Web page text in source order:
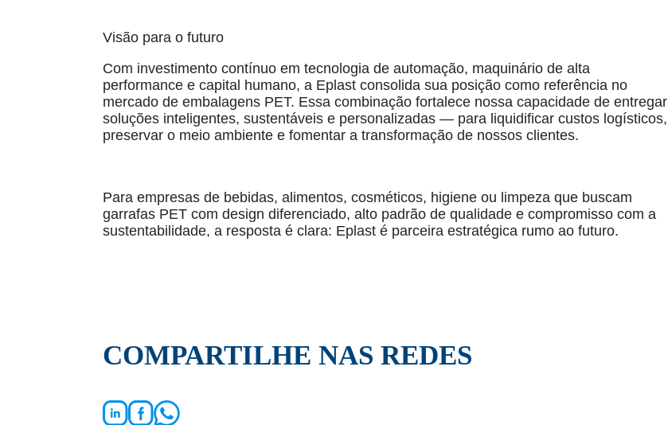
Visão para o futuro
Com investimento contínuo em tecnologia de automação, maquinário de alta
performance e capital humano, a Eplast consolida sua posição como referência no
mercado de embalagens PET. Essa combinação fortalece nossa capacidade de entregar
soluções inteligentes, sustentáveis e personalizadas — para liquidificar custos logísticos,
preservar o meio ambiente e fomentar a transformação de nossos clientes.
Para empresas de bebidas, alimentos, cosméticos, higiene ou limpeza que buscam
garrafas PET com design diferenciado, alto padrão de qualidade e compromisso com a
sustentabilidade, a resposta é clara: Eplast é parceira estratégica rumo ao futuro.
COMPARTILHE NAS REDES